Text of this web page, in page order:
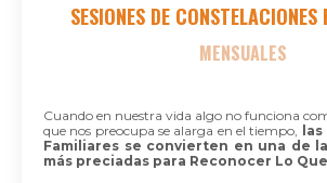
SESIONES DE
MENSUALES
Cuando en nuestra vida algo no funciona
que nos preocupa se alarga en el tiempo,
Familiares se convierten en una de
más preciadas para Reconocer Lo Que